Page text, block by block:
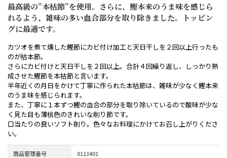
最高級の”本枯節”を使用。さらに、鰹本来のうま味を感じら
れるよう、雑味の多い血合部分を取り除きました。トッピン
グに最適です。
カツオを煮て燻した鰹節にカビ付け加工と天日干しを２回以上行ったも
のが枯本節。
さらにカビ付けと天日干しを２回以上。合計４回繰り返し、しっかり熟
成させた鰹節を本枯節と言います。
半年近くの月日をかけて丁寧に作られた本枯節は、雑味が少なく鰹本来
のうま味を感じられます。
また、丁寧に１本ずつ鰹の血合の部分を取り除いているので酸味が少な
く見た目も薄桃色のきれいな削り節です。
口当たりの良いソフト削り。色々なお料理にかけてお召し上がりくださ
い。
商品管理番号 0113401